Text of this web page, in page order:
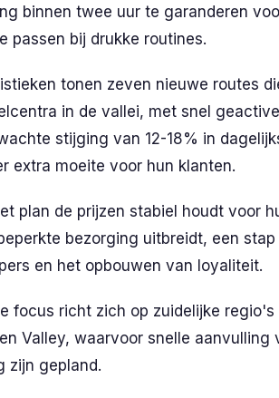
binnen twee uur te garanderen
passen bij drukke routines.
tonen zeven nieuwe routes
in de vallei, met snel
stijging van 12-18% in
extra moeite voor hun klanten.
plan de prijzen stabiel houdt voor
bezorging uitbreidt, een
en het opbouwen van loyaliteit.
focus richt zich op zuidelijke
Valley, waarvoor snelle
zijn gepland.